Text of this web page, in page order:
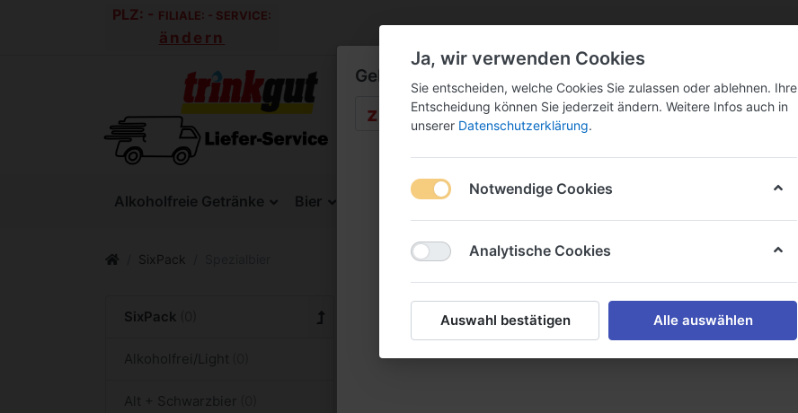
PLZ: - FILIALE: - SERVICE:
ändern
Geben Sie bitte Ihre Postleitzahl ein:
Alkoholfreie Getränke Bier Sekt & Co. Wein
SixPack
SixPack
Alkoholfrei/Light
Alt + Schwarzbier
Spezialbier
Ja, wir verwenden Cookies
Sie entscheiden, welche Cookies Sie zulassen oder ablehnen. Ihre
Entscheidung können Sie jederzeit ändern. Weitere Infos auch in
unserer Datenschutzerklärung.
Notwendige Cookies
Analytische Cookies
Auswahl bestätigen Alle auswählen